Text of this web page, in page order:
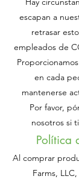
escapan a
retrasar
empleados de
en cada
mantenerse
Por favor,
nosotros si
Política
Al comprar
Farms,